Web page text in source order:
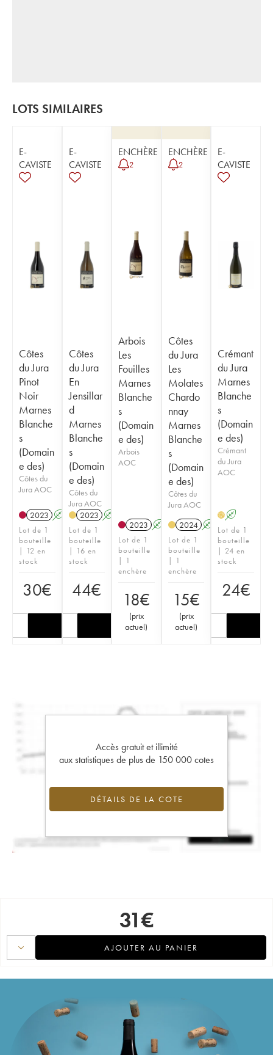
LOTS SIMILAIRES
E-
CAVISTE
Côtes
du Jura
Pinot
Noir
Marnes
Blanche
s
(Domain
e des)
Côtes du
Jura AOC
2023 A
Lot de 1
bouteille
| 12 en
stock
30€
E-
CAVISTE
Côtes
du Jura
En
Jensillar
d
Marnes
Blanche
s
(Domain
e des)
Côtes du
Jura AOC
2023 A
Lot de 1
bouteille
| 16 en
stock
44€
ENCHÈRE
2
Arbois
Les
Fouilles
Marnes
Blanche
s
(Domain
e des)
Arbois
AOC
2023 A
Lot de 1
bouteille
| 1
enchère
18€
(prix
actuel)
ENCHÈRE
2
Côtes
du Jura
Les
Molates
Chardo
nnay
Marnes
Blanche
s
(Domain
e des)
Côtes du
Jura AOC
2024 A
Lot de 1
bouteille
| 1
enchère
15€
(prix
actuel)
E-
CAVISTE
Crémant
du Jura
Marnes
Blanche
s
(Domain
e des)
Crémant
du Jura
AOC
H A
Lot de 1
bouteille
| 24 en
stock
24€
Accès gratuit et illimité
aux statistiques de plus de 150 000 cotes
DÉTAILS DE LA COTE
31€
AJOUTER AU PANIER